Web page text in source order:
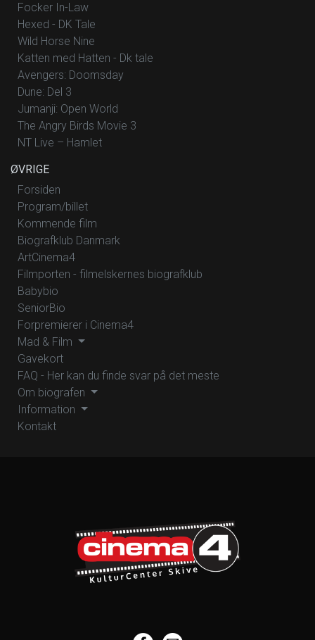
Focker In-Law
Hexed - DK Tale
Wild Horse Nine
Katten med Hatten - Dk tale
Avengers: Doomsday
Dune: Del 3
Jumanji: Open World
The Angry Birds Movie 3
NT Live – Hamlet
ØVRIGE
Forsiden
Program/billet
Kommende film
Biografklub Danmark
ArtCinema4
Filmporten - filmelskernes biografklub
Babybio
SeniorBio
Forpremierer i Cinema4
Mad & Film
Gavekort
FAQ - Her kan du finde svar på det meste
Om biografen
Information
Kontakt